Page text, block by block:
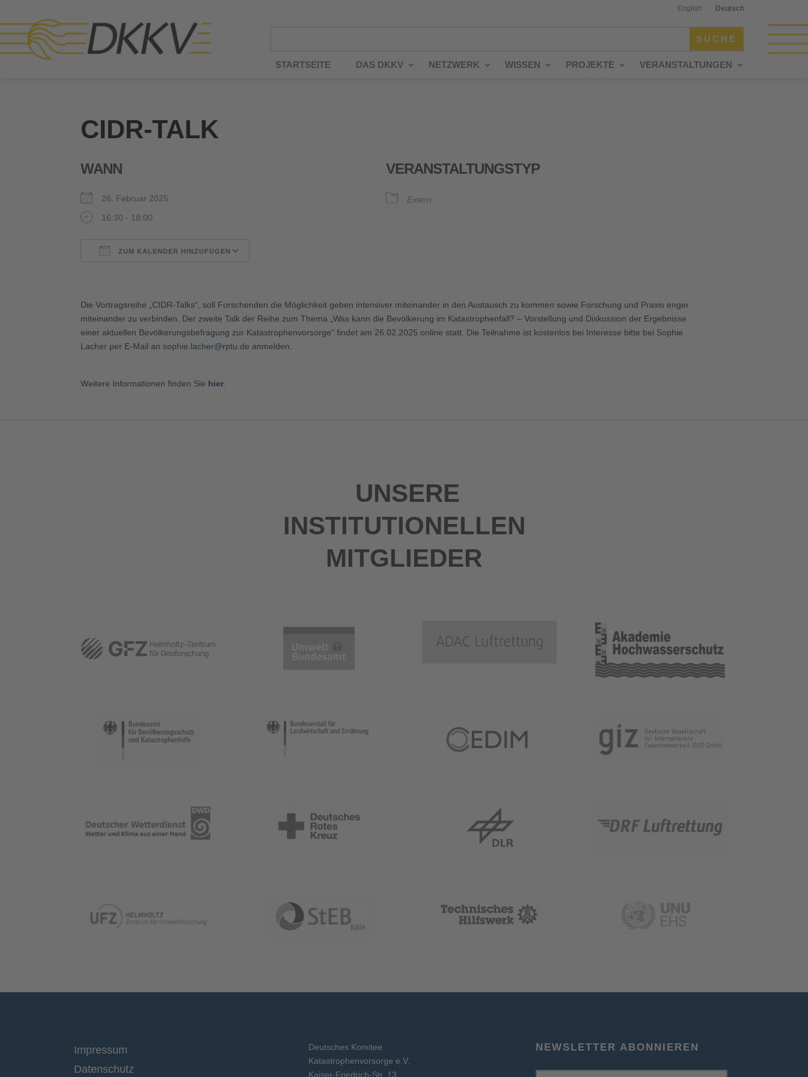
English Deutsch
STARTSEITE DAS DKKV NETZWERK WISSEN PROJEKTE VERANSTALTUNGEN
CIDR-TALK
WANN
26. Februar 2025
16:30 - 18:00
ZUM KALENDER HINZUFÜGEN
VERANSTALTUNGSTYP
Extern
Die Vortragsreihe „CIDR-Talks“, soll Forschenden die Möglichkeit geben intensiver miteinander in den Austausch zu kommen sowie Forschung und Praxis enger
miteinander zu verbinden. Der zweite Talk der Reihe zum Thema „Was kann die Bevölkerung im Katastrophenfall? – Vorstellung und Diskussion der Ergebnisse
einer aktuellen Bevölkerungsbefragung zur Katastrophenvorsorge“ findet am 26.02.2025 online statt. Die Teilnahme ist kostenlos bei Interesse bitte bei Sophie
Lacher per E-Mail ansophie.lacher@rptu.de anmelden.
Weitere Informationen finden Sie hier
UNSERE
INSTITUTIONELLEN
MITGLIEDER
Impressum
Datenschutz
Deutsches Komitee
Katastrophenvorsorge e.V.
Kaiser-Friedrich-Str. 13
NEWSLETTER ABONNIEREN